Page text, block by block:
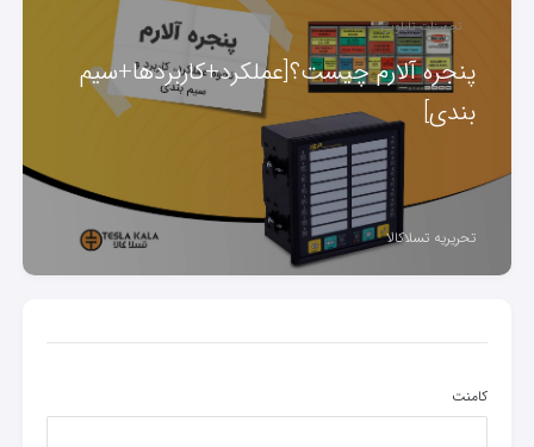
تجهیزات تابلویی
پنجره آلارم چیست؟[عملکرد+کاربردها+سیم
بندی]
تحریریه تسلاکالا
کامنت